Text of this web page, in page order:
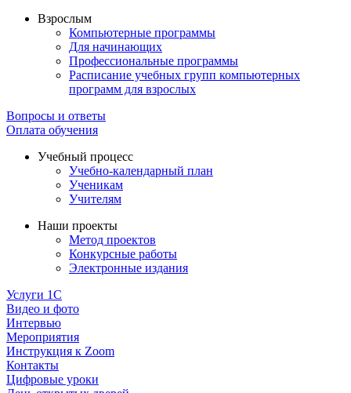
Взрослым
Компьютерные программы
Для начинающих
Профессиональные программы
Расписание учебных групп компьютерных
программ для взрослых
Вопросы и ответы
Оплата обучения
Учебный процесс
Учебно-календарный план
Ученикам
Учителям
Наши проекты
Метод проектов
Конкурсные работы
Электронные издания
Услуги 1C
Видео и фото
Интервью
Мероприятия
Инструкция к Zoom
Контакты
Цифровые уроки